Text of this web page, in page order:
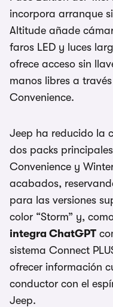
incorpora arranque
Altitude añade
faros LED y luces
ofrece acceso sin
manos libres a
Convenience.
Jeep ha reducido la
dos packs
Convenience y
acabados,
para las versiones
color “Storm” y,
integra ChatGPT
sistema Connect
ofrecer información
conductor con el
Jeep.